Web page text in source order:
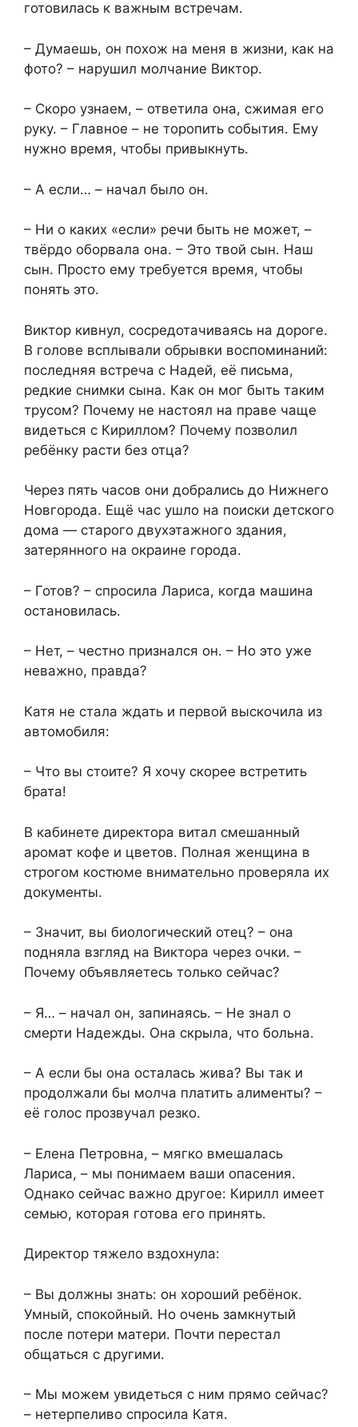
готовилась к важным встречам.
– Думаешь, он похож на меня в жизни, как на
фото? – нарушил молчание Виктор.
– Скоро узнаем, – ответила она, сжимая его
руку. – Главное – не торопить события. Ему
нужно время, чтобы привыкнуть.
– А если… – начал было он.
– Ни о каких «если» речи быть не может, –
твёрдо оборвала она. – Это твой сын. Наш
сын. Просто ему требуется время, чтобы
понять это.
Виктор кивнул, сосредотачиваясь на дороге.
В голове всплывали обрывки воспоминаний:
последняя встреча с Надей, её письма,
редкие снимки сына. Как он мог быть таким
трусом? Почему не настоял на праве чаще
видеться с Кириллом? Почему позволил
ребёнку расти без отца?
Через пять часов они добрались до Нижнего
Новгорода. Ещё час ушло на поиски детского
дома — старого двухэтажного здания,
затерянного на окраине города.
– Готов? – спросила Лариса, когда машина
остановилась.
– Нет, – честно признался он. – Но это уже
неважно, правда?
Катя не стала ждать и первой выскочила из
автомобиля:
– Что вы стоите? Я хочу скорее встретить
брата!
В кабинете директора витал смешанный
аромат кофе и цветов. Полная женщина в
строгом костюме внимательно проверяла их
документы.
– Значит, вы биологический отец? – она
подняла взгляд на Виктора через очки. –
Почему объявляетесь только сейчас?
– Я… – начал он, запинаясь. – Не знал о
смерти Надежды. Она скрыла, что больна.
– А если бы она осталась жива? Вы так и
продолжали бы молча платить алименты? –
её голос прозвучал резко.
– Елена Петровна, – мягко вмешалась
Лариса, – мы понимаем ваши опасения.
Однако сейчас важно другое: Кирилл имеет
семью, которая готова его принять.
Директор тяжело вздохнула:
– Вы должны знать: он хороший ребёнок.
Умный, спокойный. Но очень замкнутый
после потери матери. Почти перестал
общаться с другими.
– Мы можем увидеться с ним прямо сейчас?
– нетерпеливо спросила Катя.